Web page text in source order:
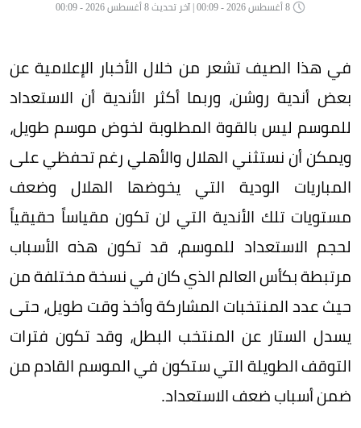
في هذا الصيف تشعر من خلال الأخبار الإعلامية عن
بعض أندية روشن، وربما أكثر الأندية أن الاستعداد
للموسم ليس بالقوة المطلوبة لخوض موسم طويل،
ويمكن أن نستثني الهلال والأهلي رغم تحفظي على
المباريات الودية التي يخوضها الهلال وضعف
مستويات تلك الأندية التي لن تكون مقياساً حقيقياً
لحجم الاستعداد للموسم، قد تكون هذه الأسباب
مرتبطة بكأس العالم الذي كان في نسخة مختلفة من
حيث عدد المنتخبات المشاركة وأخذ وقت طويل، حتى
يسدل الستار عن المنتخب البطل، وقد تكون فترات
التوقف الطويلة التي ستكون في الموسم القادم من
ضمن أسباب ضعف الاستعداد.